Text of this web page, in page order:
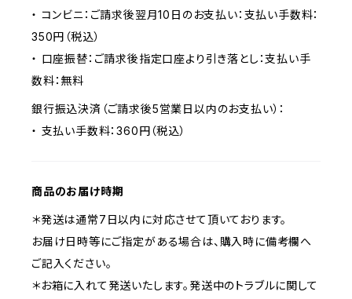
・ コンビニ：ご請求後翌月10日のお支払い：支払い手数料：
350円（税込）
・ 口座振替：ご請求後指定口座より引き落とし：支払い手
数料：無料
銀行振込決済（ご請求後5営業日以内のお支払い）：
・ 支払い手数料：360円（税込）
商品のお届け時期
＊発送は通常7日以内に対応させて頂いております。
お届け日時等にご指定がある場合は、購入時に備考欄へ
ご記入ください。
＊お箱に入れて発送いたします。発送中のトラブルに関して